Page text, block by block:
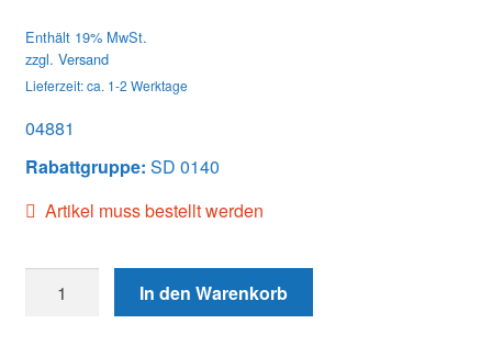
Enthält 19% MwSt.
zzgl. Versand
Lieferzeit: ca. 1-2 Werktage
04881
Rabattgruppe: SD 0140
Artikel muss bestellt werden
DB2635-
In den Warenkorb